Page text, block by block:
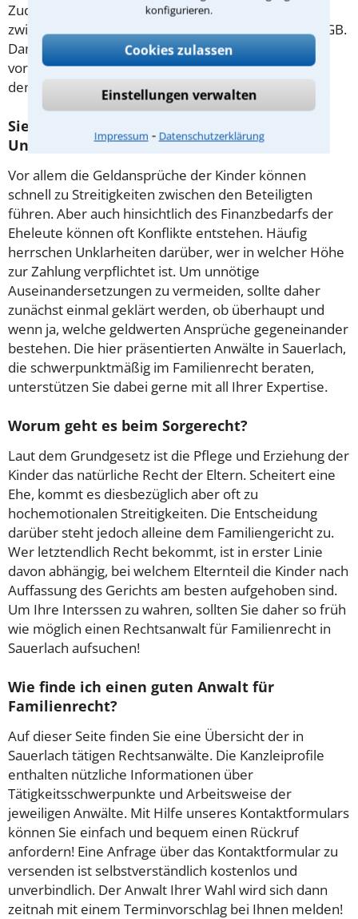
konfigurieren.
Cookies zulassen
Einstellungen verwalten
Impressum ⁃ Datenschutzerklärung
Zudem bedarf die formale Beendigung der Ehe
zwingend eines richterlichen Beschlusses, § 1564 BGB.
Damit Sie in Ihrem Fall auf alle Eventualitäten
vorbereitet sind, empfiehlt es sich daher rechtzeitig
den Rat eines Anwalts für Familienrecht einzuholen.
Sie suchen rechtlichen Beistand zum Thema
Unterhalt?
Vor allem die Geldansprüche der Kinder können
schnell zu Streitigkeiten zwischen den Beteiligten
führen. Aber auch hinsichtlich des Finanzbedarfs der
Eheleute können oft Konflikte entstehen. Häufig
herrschen Unklarheiten darüber, wer in welcher Höhe
zur Zahlung verpflichtet ist. Um unnötige
Auseinandersetzungen zu vermeiden, sollte daher
zunächst einmal geklärt werden, ob überhaupt und
wenn ja, welche geldwerten Ansprüche gegeneinander
bestehen. Die hier präsentierten Anwälte in Sauerlach,
die schwerpunktmäßig im Familienrecht beraten,
unterstützen Sie dabei gerne mit all Ihrer Expertise.
Worum geht es beim Sorgerecht?
Laut dem Grundgesetz ist die Pflege und Erziehung der
Kinder das natürliche Recht der Eltern. Scheitert eine
Ehe, kommt es diesbezüglich aber oft zu
hochemotionalen Streitigkeiten. Die Entscheidung
darüber steht jedoch alleine dem Familiengericht zu.
Wer letztendlich Recht bekommt, ist in erster Linie
davon abhängig, bei welchem Elternteil die Kinder nach
Auffassung des Gerichts am besten aufgehoben sind.
Um Ihre Interssen zu wahren, sollten Sie daher so früh
wie möglich einen Rechtsanwalt für Familienrecht in
Sauerlach aufsuchen!
Wie finde ich einen guten Anwalt für
Familienrecht?
Auf dieser Seite finden Sie eine Übersicht der in
Sauerlach tätigen Rechtsanwälte. Die Kanzleiprofile
enthalten nützliche Informationen über
Tätigkeitsschwerpunkte und Arbeitsweise der
jeweiligen Anwälte. Mit Hilfe unseres Kontaktformulars
können Sie einfach und bequem einen Rückruf
anfordern! Eine Anfrage über das Kontaktformular zu
versenden ist selbstverständlich kostenlos und
unverbindlich. Der Anwalt Ihrer Wahl wird sich dann
zeitnah mit einem Terminvorschlag bei Ihnen melden!